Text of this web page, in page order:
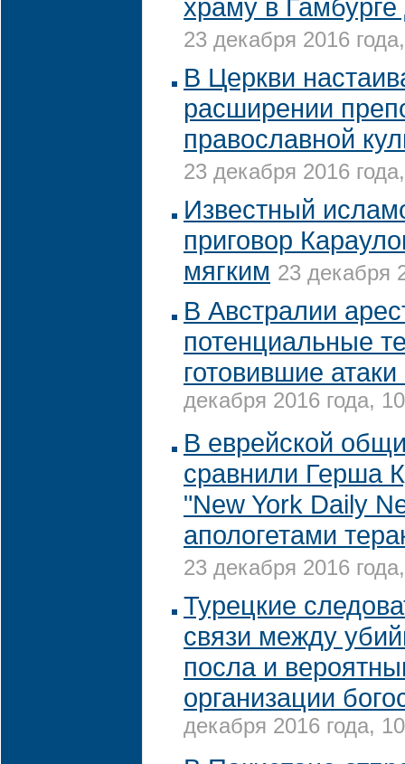
храму в
23 декабря 2016
В Церкви
расширении
православной
23 декабря 2016
Известный
приговор
мягким 23 декабря
В Австралии
потенциальные
готовившие
декабря 2016 года,
В еврейской
сравнили Герша
"New York Daily
апологетами
23 декабря 2016
Турецкие
связи между
посла и
организации
декабря 2016 года,